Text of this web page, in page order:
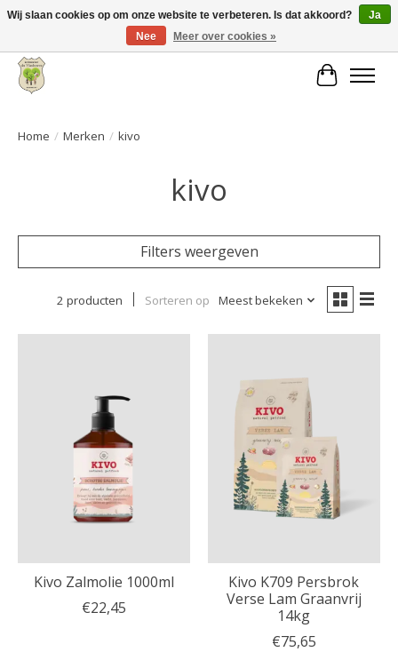
Grote keuze aan producten en snelle verzending!
Home / Merken / kivo
kivo
Filters weergeven
2 producten Sorteren op Meest bekeken
Kivo Zalmolie 1000ml
€22,45
Kivo K709 Persbrok
Verse Lam Graanvrij
14kg
€75,65
Wij slaan cookies op om onze website te verbeteren. Is dat akkoord?
Ja
Nee
Meer over cookies »